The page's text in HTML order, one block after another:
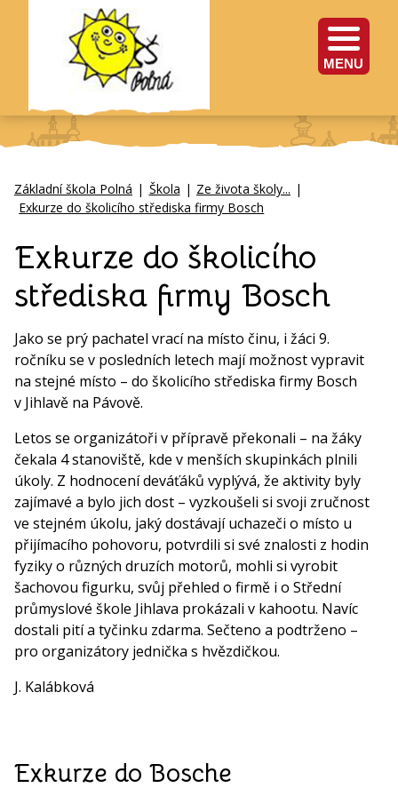
MENU
Základní škola Polná | Škola | Ze života školy... |
Exkurze do školicího střediska firmy Bosch
Exkurze do školicího
střediska firmy Bosch
Jako se prý pachatel vrací na místo činu, i žáci 9.
ročníku se v posledních letech mají možnost vypravit
na stejné místo – do školicího střediska firmy Bosch
v Jihlavě na Pávově.
Letos se organizátoři v přípravě překonali – na žáky
čekala 4 stanoviště, kde v menších skupinkách plnili
úkoly. Z hodnocení deváťáků vyplývá, že aktivity byly
zajímavé a bylo jich dost – vyzkoušeli si svoji zručnost
ve stejném úkolu, jaký dostávají uchazeči o místo u
přijímacího pohovoru, potvrdili si své znalosti z hodin
fyziky o různých druzích motorů, mohli si vyrobit
šachovou figurku, svůj přehled o firmě i o Střední
průmyslové škole Jihlava prokázali v kahootu. Navíc
dostali pití a tyčinku zdarma. Sečteno a podtrženo –
pro organizátory jednička s hvězdičkou.
J. Kalábková
Exkurze do Bosche